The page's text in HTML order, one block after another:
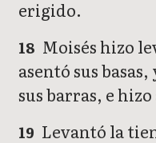
erigido.
18 Moisés hizo
asentó sus
sus barras, e
19 Levantó la